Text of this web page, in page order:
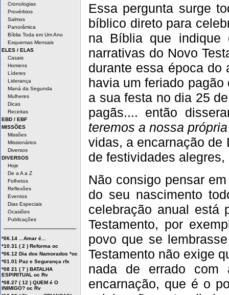
Cronologias
Provérbios
Salmos
Panorâmica
Bíblia Toda em Um Ano
Esquemas Mensais
ELES / ELAS
Casais
Homens
Líderes
Liderança
Maná da Segunda
Mulheres
Dicas
Receitas
EBD / EBF
MISSÕES
Missões
Missionários
Diversos
DIVERSOS
Hoje
De a A a Z
Folhetos
Reflexões
Eventos
Dias Especiais
Ocasiões
Publicações
*06.14 ...Amar é...
*10.31 ( 2 ) Reforma oc
*06.12 Dia dos Namorados *oc
*01.01 Paz e Segurança rfx
*08 21 ( 7 ) BATALHA
ESPIRITUAL oc Rv
*08.27 ( 12 ) QUEM é O
INIMIGO? oc Rv
Essa pergunta surge
bíblico direto para
na Bíblia que indique
narrativas do Novo
durante essa época do
havia um feriado
a sua festa no dia 25
pagãs.... então
teremos a nossa
vidas, a encarnação de
de festividades
Não consigo pensar
do seu nascimento
celebração anual está
Testamento, por
povo que se
Testamento não exige
nada de errado com
encarnação, que é o